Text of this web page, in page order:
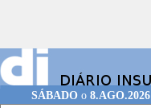
SÁBADOo 8.AGO.2026